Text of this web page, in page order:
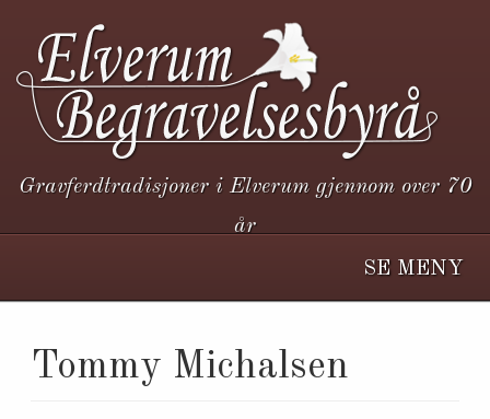
Gravferdtradisjoner i Elverum gjennom over 70
år
SE MENY
Tommy Michalsen